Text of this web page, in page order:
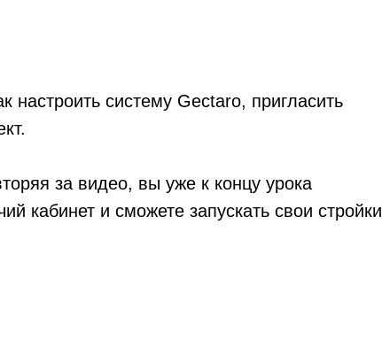
систему Gectaro, пригласить
за видео, вы уже к концу урока
кабинет и сможете запускать свои стройки